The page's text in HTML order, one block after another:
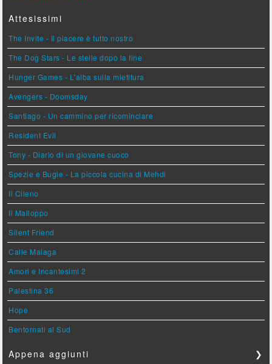
Attesissimi
The Invite - Il piacere è tutto nostro
The Dog Stars - Le stelle dopo la fine
Hunger Games - L'alba sulla mietitura
Avengers - Doomsday
Santiago - Un cammino per ricominciare
Resident Evil
Tony - Diario di un giovane cuoco
Spezie e Bugie - La piccola cucina di Mehdi
Il Cileno
Il Malloppo
Silent Friend
Calle Malaga
Amori e Incantesimi 2
Palestina 36
Hope
Bentornati al Sud
Appena aggiunti ❯